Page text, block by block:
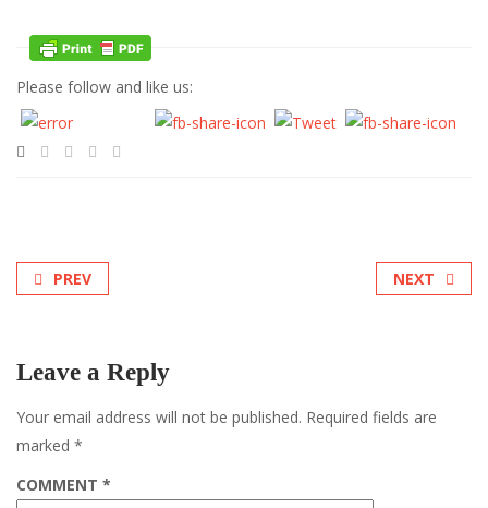
Please follow and like us:
PREV NEXT
Leave a Reply
Your email address will not be published. Required fields are
marked *
COMMENT *